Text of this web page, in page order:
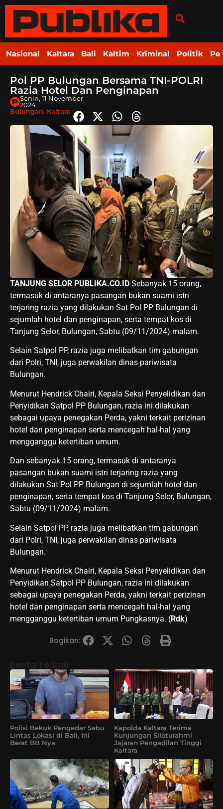
Nasional Kaltara Bali Kaltim Kriminal Politik
Pol PP Bulungan Bersama TNI-POLRI
Razia Hotel Dan Penginapan
Senin, 11 November
2024
Bulungan, Kaltara
TANJUNG SELOR PUBLIKA.CO.ID-Sebanyak 15 orang,
termasuk di antaranya pasangan bukan suami istri
terjaring razia yang dilakukan Sat Pol PP Bulungan di
sejumlah hotel dan penginapan, serta tempat kos di
Tanjung Selor, Bulungan, Sabtu (09/11/2024) malam.
Selain Satpol PP, razia juga melibatkan tim gabungan
dari Polri, TNI, juga perwakilan dinas pariwisata
Bulungan.
Menurut Hendrick Chairi, Kepala Seksi Penyelidikan dan
Penyidikan Satpol PP Bulungan, razia ini dilakukan
sebagai upaya penegakan Perda, yakni terkait perizinan
hotel dan penginapan serta mencegah hal-hal yang
mengganggu ketertiban umum.
Dan sebanyak 15 orang, termasuk di antaranya
pasangan bukan suami istri terjaring razia yang
dilakukan Sat Pol PP Bulungan di sejumlah hotel dan
penginapan, serta tempat kos di Tanjung Selor, Bulungan,
Sabtu (09/11/2024) malam.
Selain Satpol PP, razia juga melibatkan tim gabungan
dari Polri, TNI, juga perwakilan dinas pariwisata
Bulungan.
Menurut Hendrick Chairi, Kepala Seksi Penyelidikan dan
Penyidikan Satpol PP Bulungan, razia ini dilakukan
sebagai upaya penegakan Perda, yakni terkait perizinan
hotel dan penginapan serta mencegah hal-hal yang
mengganggu ketertiban umum Pungkasnya. (Rdk)
Bagikan:
Polisi Bekuk Pengedar Sabu
Lintas Lokasi di Bali, Ini
Berat BB Nya
Kapolda Kaltara Terima
Kunjungan Silaturahmi
Jajaran Pengadilan Tinggi
Kaltara